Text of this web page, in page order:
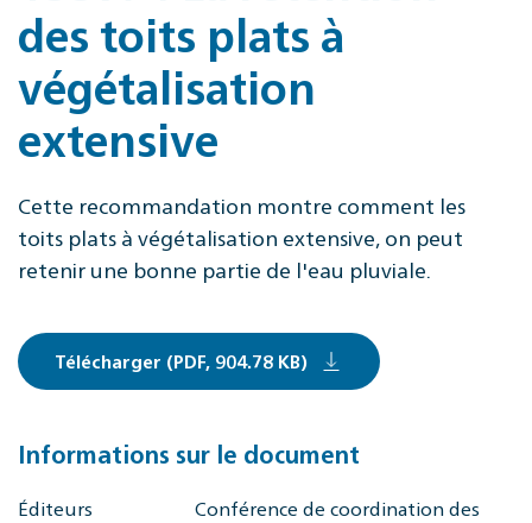
des toits plats à
végétalisation
extensive
Cette recommandation montre comment les
toits plats à végétalisation extensive, on peut
retenir une bonne partie de l'eau pluviale.
Télécharger (PDF, 904.78 KB)
Informations sur le document
Éditeurs
Conférence de coordination des